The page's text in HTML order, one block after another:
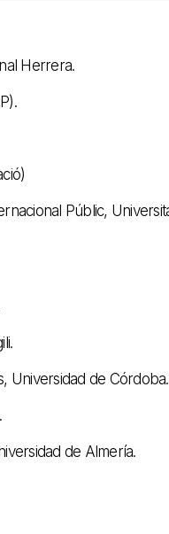
Herrera.
Públic,
Universidad de Córdoba.
de Almería.